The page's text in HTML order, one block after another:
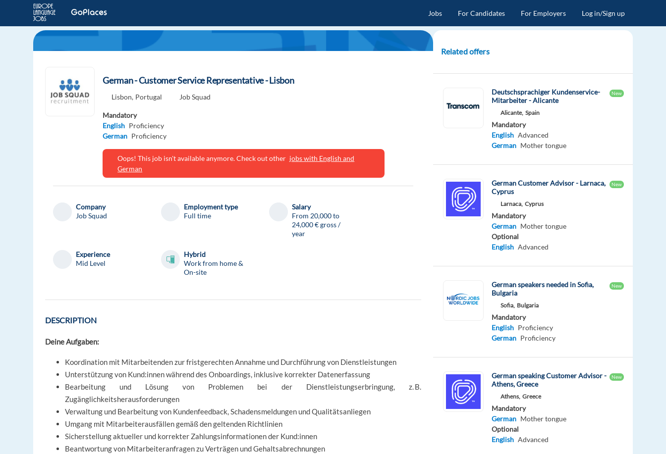
Jobs For Candidates For Employers Log in/Sign up
German - Customer Service Representative - Lisbon
Lisbon, Portugal Job Squad
Mandatory
English Proficiency
German Proficiency
Oops! This job isn't available anymore. Check out other jobs with English and
German
Company
Job Squad
Employment type
Full time
Salary
From 20,000 to
24,000 € gross /
year
Experience
Mid Level
Hybrid
Work from home &
On-site
DESCRIPTION
Deine Aufgaben:
Koordination mit Mitarbeitenden zur fristgerechten Annahme und Durchführung von Dienstleistungen
Unterstützung von Kund:innen während des Onboardings, inklusive korrekter Datenerfassung
Bearbeitung und Lösung von Problemen bei der Dienstleistungserbringung, z. B.
Zugänglichkeitsherausforderungen
Verwaltung und Bearbeitung von Kundenfeedback, Schadensmeldungen und Qualitätsanliegen
Umgang mit Mitarbeiterausfällen gemäß den geltenden Richtlinien
Sicherstellung aktueller und korrekter Zahlungsinformationen der Kund:innen
Beantwortung von Mitarbeiteranfragen zu Verträgen und Gehaltsabrechnungen
Related offers
Deutschsprachiger Kundenservice-
Mitarbeiter - Alicante
New
Alicante, Spain
Mandatory
English Advanced
German Mother tongue
German Customer Advisor - Larnaca,
Cyprus
New
Larnaca, Cyprus
Mandatory
German Mother tongue
Optional
English Advanced
German speakers needed in Sofia,
Bulgaria
New
Sofia, Bulgaria
Mandatory
English Proficiency
German Proficiency
German speaking Customer Advisor -
Athens, Greece
New
Athens, Greece
Mandatory
German Mother tongue
Optional
English Advanced